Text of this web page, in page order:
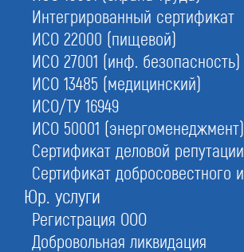
Интегрированный сертификат
ИСО 22000 (пищевой)
ИСО 27001 (инф. безопасность)
ИСО 13485 (медицинский)
ИСО/ТУ 16949
ИСО 50001 (энергоменеджмент)
Сертификат деловой репутации
Сертификат добросовестного
Юр. услуги
Регистрация ООО
Добровольная ликвидация
Изыскателей
Сведения обо всех
строительстве содержит
СРО. Его ведет Ростехнадзор (РТН).
опубликован на официальном
Ассоциации НОСТРОЙ и НОПРИЗ
реестры СРО — каждая по своей
деятельности.